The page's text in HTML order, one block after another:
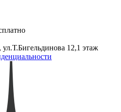
ул.Т.Бигельдинова 12,1 этаж